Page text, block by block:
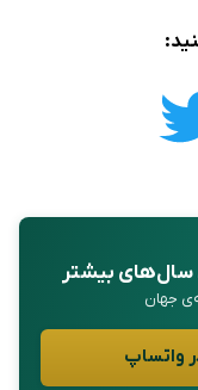
سال‌های بیشتر
جهان